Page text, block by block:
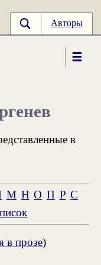
Авторы
в
М Н О П Р С
в прозе)